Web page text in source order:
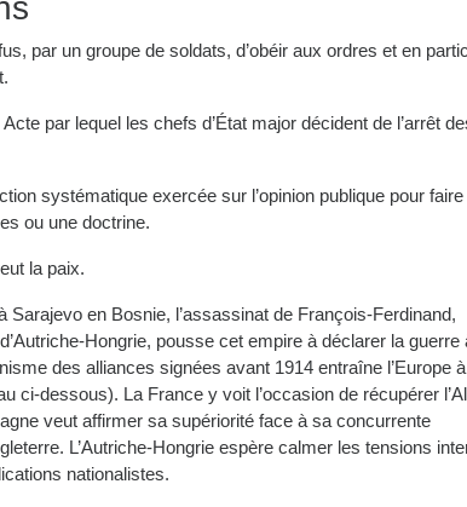
par un groupe de soldats, d’obéir aux ordres et en
Acte par lequel les chefs d’État major décident de l’arrêt
systématique exercée sur l’opinion publique pour faire
ou une doctrine.
la paix.
Sarajevo en Bosnie, l’assassinat de François-Ferdinand,
Hongrie, pousse cet empire à déclarer la guerre
des alliances signées avant 1914 entraîne l’Europe
ci-dessous). La France y voit l’occasion de récupérer
veut affirmer sa supériorité face à sa concurrente
L’Autriche-Hongrie espère calmer les tensions
nationalistes.